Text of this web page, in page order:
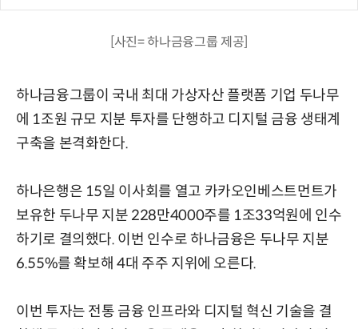
[사진= 하나금융그룹 제공]
하나금융그룹이 국내 최대 가상자산 플랫폼 기업 두나무
에 1조원 규모 지분 투자를 단행하고 디지털 금융 생태계
구축을 본격화한다.
하나은행은 15일 이사회를 열고 카카오인베스트먼트가
보유한 두나무 지분 228만4000주를 1조33억원에 인수
하기로 결의했다. 이번 인수로 하나금융은 두나무 지분
6.55%를 확보해 4대 주주 지위에 오른다.
이번 투자는 전통 금융 인프라와 디지털 혁신 기술을 결